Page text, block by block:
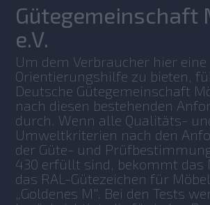
Gütegemeinschaft
e.V.
Um dem Verbraucher hier eine
Orientierungshilfe zu bieten,
Deutsche Gütegemeinschaft
nach diesen bestehenden
durch. Wenn alle Qualitäts-
Umweltkriterien nach den
der Güte- und
430 erfüllt sind, bekommt das
das RAL-Gütezeichen für
„Goldenes M". Bei den Tests